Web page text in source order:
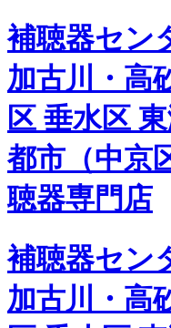
補聴器セン
加古川・高
区 垂水区
都市（中京
聴器専門店
補聴器セン
加古川・高